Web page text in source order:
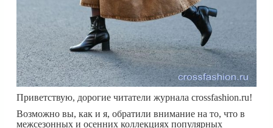
Приветствую, дорогие читатели журнала crossfashion.ru!
Возможно вы, как и я, обратили внимание на то, что в
межсезонных и осенних коллекциях популярных